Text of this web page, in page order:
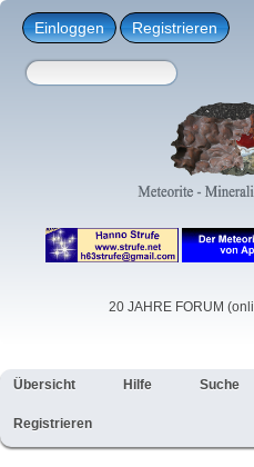
Einloggen Registrieren
20 JAHRE FORUM
Übersicht Hilfe Suche
Registrieren